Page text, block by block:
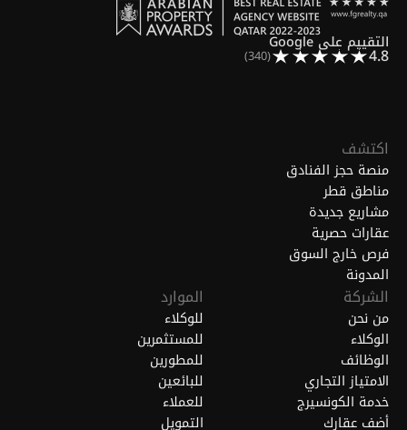
التقييم على Google
4.8
(340)
اكتشف
منصة حجز الفنادق
مناطق قطر
مشاريع جديدة
عقارات حصرية
فرص خارج السوق
المدونة
الشركة
من نحن
الوكلاء
الوظائف
الامتياز التجاري
خدمة الكونسيرج
أضف عقارك
الموارد
للوكلاء
للمستثمرين
للمطورين
للبائعين
للعملاء
التمويل